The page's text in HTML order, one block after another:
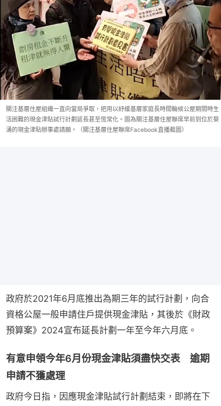
關注基層住屋組織一直向當局爭取，把用以紓緩基層家庭長時間輪候公屋期間時生
活困難的現金津貼試行計劃延長甚至恆常化。圖為關注基層住屋聯席早前到位於葵
涌的現金津貼辦事處請願。（關注基層住屋聯席Facebook直播截圖）
政府於2021年6月底推出為期三年的試行計劃，向合
資格公屋一般申請住戶提供現金津貼，其後於《財政
預算案》2024宣布延長計劃一年至今年六月底。
有意申領今年6月份現金津貼須盡快交表 逾期
申請不獲處理
政府今日指，因應現金津貼試行計劃結束，即將在下